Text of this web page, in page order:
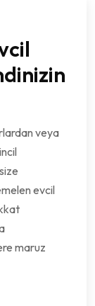
veya
evcil
maruz